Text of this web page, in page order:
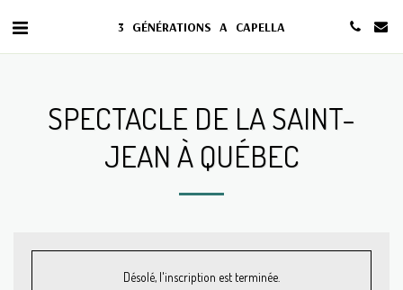
3 GÉNÉRATIONS A CAPELLA
SPECTACLE DE LA SAINT-
JEAN À QUÉBEC
Désolé, l'inscription est terminée.